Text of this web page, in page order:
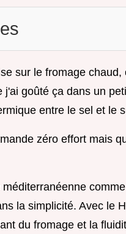
sur le fromage
j'ai goûté ça dans un
entre le sel et le
zéro effort mais
la simplicité. Avec le
du fromage et la